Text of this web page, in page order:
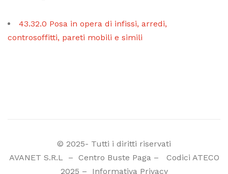
43.32.0 Posa in opera di infissi, arredi,
controsoffitti, pareti mobili e simili
© 2025- Tutti i diritti riservati
AVANET S.R.L
– Centro Buste Paga– Codici ATECO
2025 – Informativa Privacy